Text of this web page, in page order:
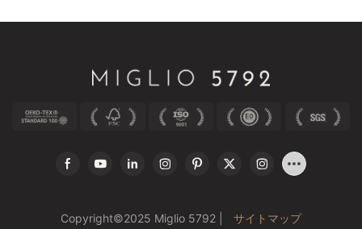
Copyright©2025 Miglio 5792 | サイトマップ